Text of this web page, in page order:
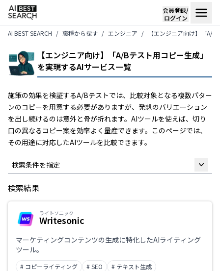
会員登録/
ログイン
AI BEST SEARCH
職種から探す エンジニア 【エンジニア向け】「A/
【エンジニア向け】「A/Bテスト用コピー生成」
を実現するAIサービス一覧
施策の効果を検証するA/Bテストでは、比較対象となる複数パター
ンのコピーを用意する必要がありますが、発想のバリエーション
を出し続けるのは意外と骨が折れます。AIツールを使えば、切り
口の異なるコピー案を効率よく量産できます。このページでは、
その用途に対応したAIツールを比較できます。
検索条件を指定
フリーワード
日本語対応のみ
業務課題
検索結果
ライトソニック
Writesonic
マーケティングコンテンツの生成に特化したAIライティング
ツール。
# コピーライティング # SEO
# テキスト生成